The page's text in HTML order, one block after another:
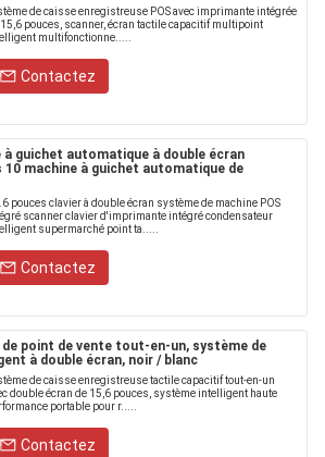
de caisse enregistreuse POS avec imprimante intégrée
pouces, scanner, écran tactile capacitif multipoint
multifonctionne.....
Contactez
à guichet automatique à double écran
10 machine à guichet automatique de
pouces clavier à double écran système de machine POS
scanner clavier d'imprimante intégré condensateur
supermarché point ta.....
Contactez
de point de vente tout-en-un, système de
à double écran, noir / blanc
de caisse enregistreuse tactile capacitif tout-en-un
double écran de 15,6 pouces, système intelligent haute
portable pour r.....
Contactez